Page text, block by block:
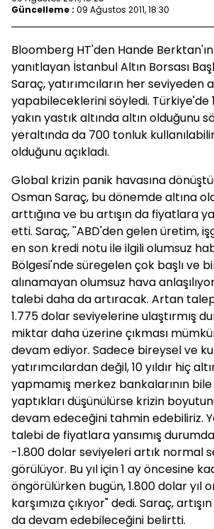
Güncelleme : 09 Ağustos 2011, 18:30
Bloomberg HT'den Hande Berktan'ın
yanıtlayan İstanbul Altın Borsası
Saraç, yatırımcıların her seviyeden
yapabileceklerini söyledi. Türkiye'de
yakın yastık altında altın olduğunu
yeraltında da 700 tonluk
olduğunu açıkladı.
Global krizin panik havasına
Osman Saraç, bu dönemde altına
arttığına ve bu artışın da fiyatlara
etti. Saraç, ''ABD'den gelen üretim,
en son kredi notu ile ilgili olumsuz
Bölgesi'nde süregelen çok başlı ve
alınamayan olumsuz hava
talebi daha da artıracak. Artan talep
1.775 dolar seviyelerine ulaştırmış
miktar daha üzerine çıkması
devam ediyor. Sadece bireysel ve
yatırımcılardan değil, 10 yıldır hiç
yapmamış merkez bankalarının bile
yaptıkları düşünülürse krizin
devam edeceğini tahmin edebiliriz.
talebi de fiyatlara yansımış
-1.800 dolar seviyeleri artık normal
görülüyor. Bu yıl için 1 ay öncesine
öngörülürken bugün, 1.800 dolar yıl
karşımıza çıkıyor" dedi. Saraç,
da devam edebileceğini belirtti.